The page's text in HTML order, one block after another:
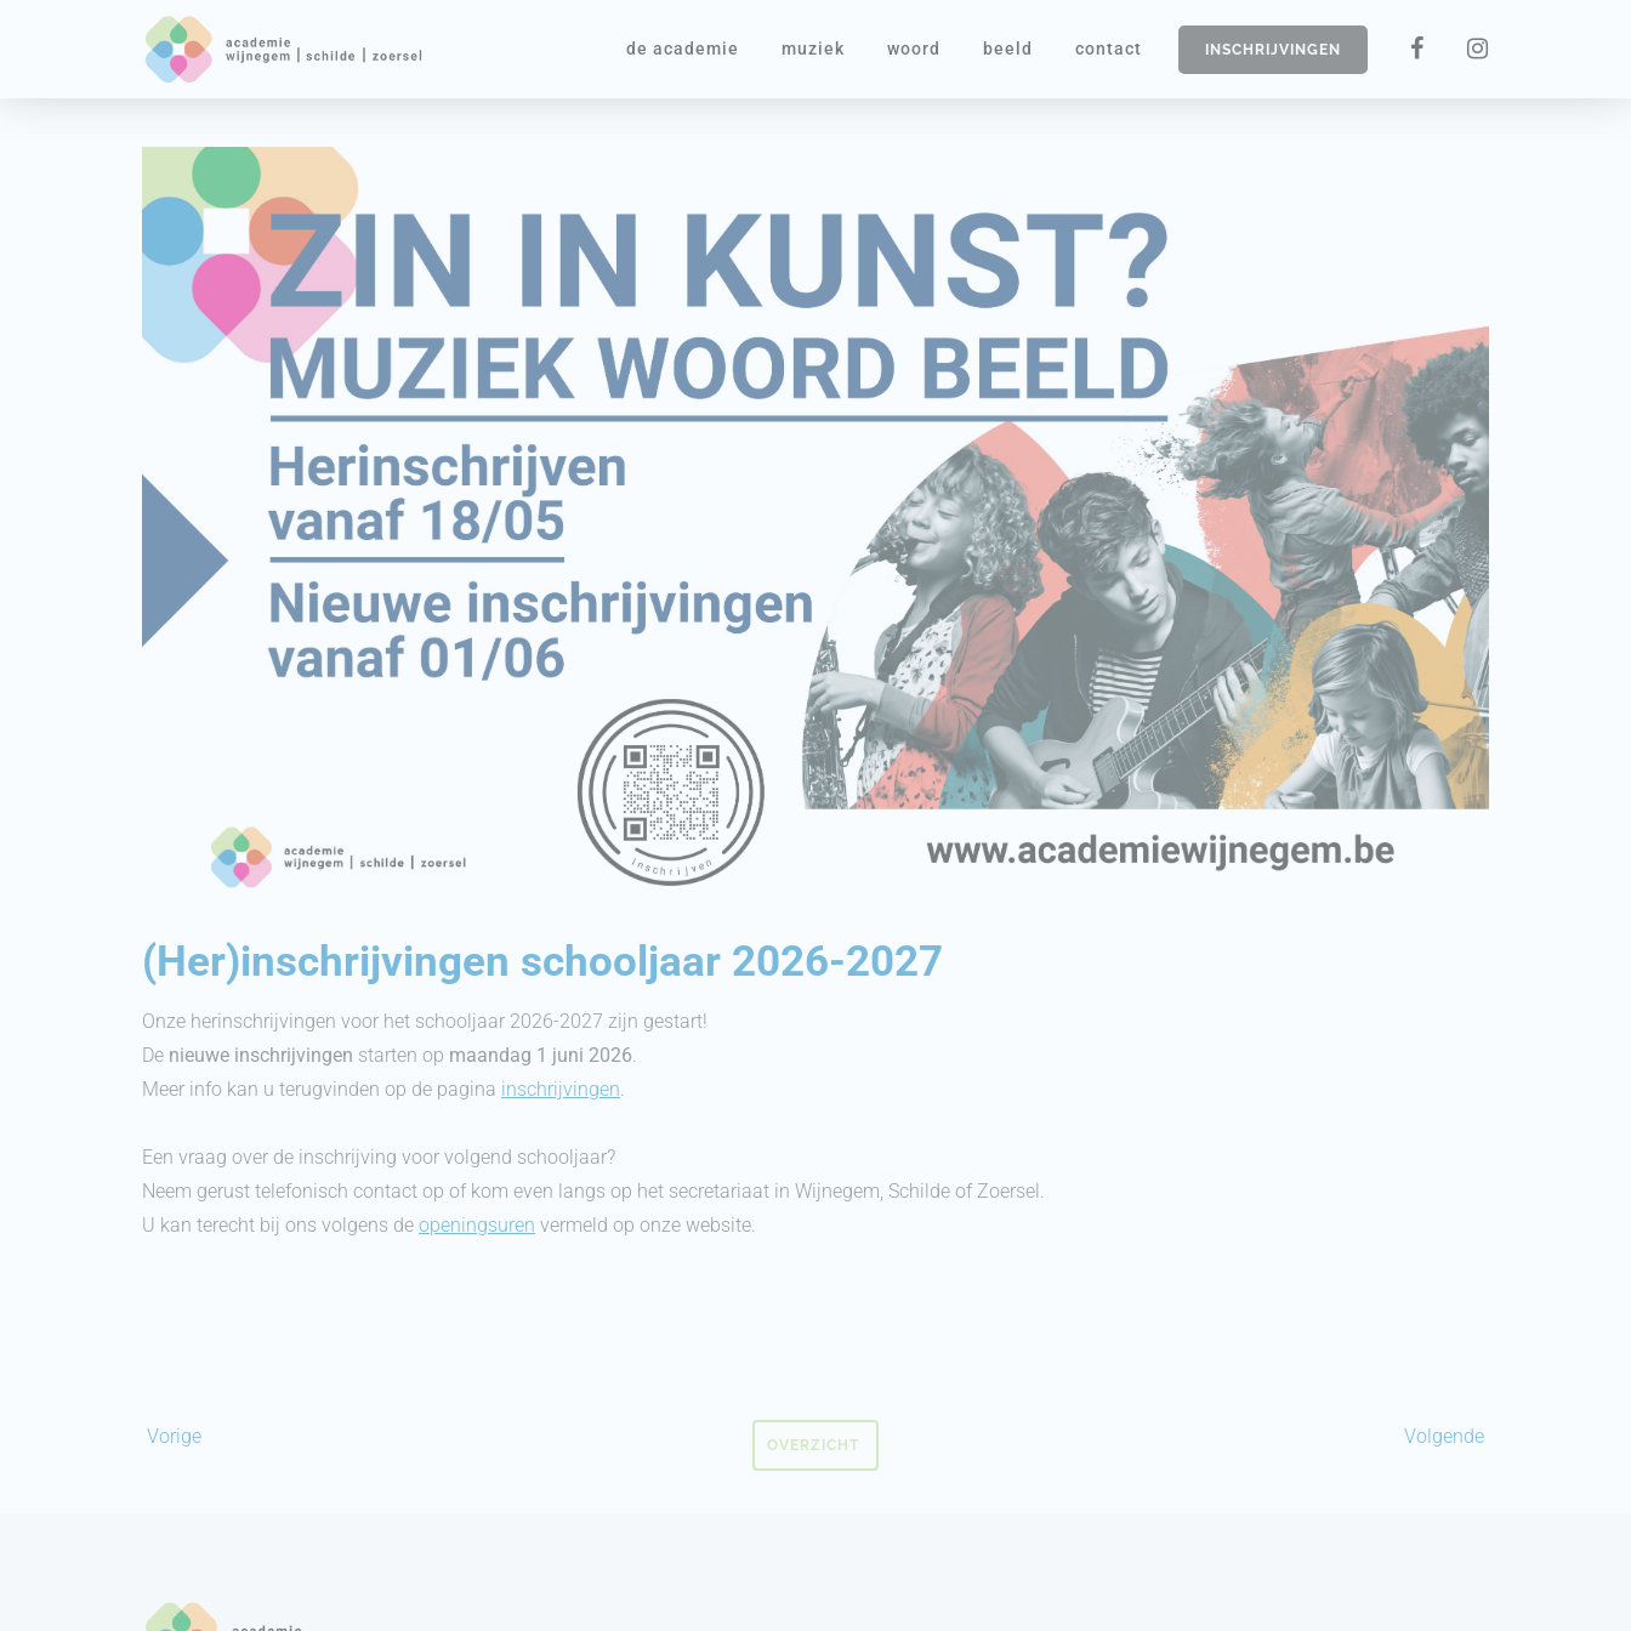
de academie muziek woord beeld contact INSCHRIJVINGEN
(Her)inschrijvingen schooljaar 2026-2027
Onze herinschrijvingen voor het schooljaar 2026-2027 zijn gestart!
De nieuwe inschrijvingen starten op maandag 1 juni 2026.
Meer info kan u terugvinden op de pagina inschrijvingen.
Een vraag over de inschrijving voor volgend schooljaar?
Neem gerust telefonisch contact op of kom even langs op het secretariaat in Wijnegem, Schilde of Zoersel.
U kan terecht bij ons volgens de openingsuren vermeld op onze website.
Vorige Volgende
OVERZICHT